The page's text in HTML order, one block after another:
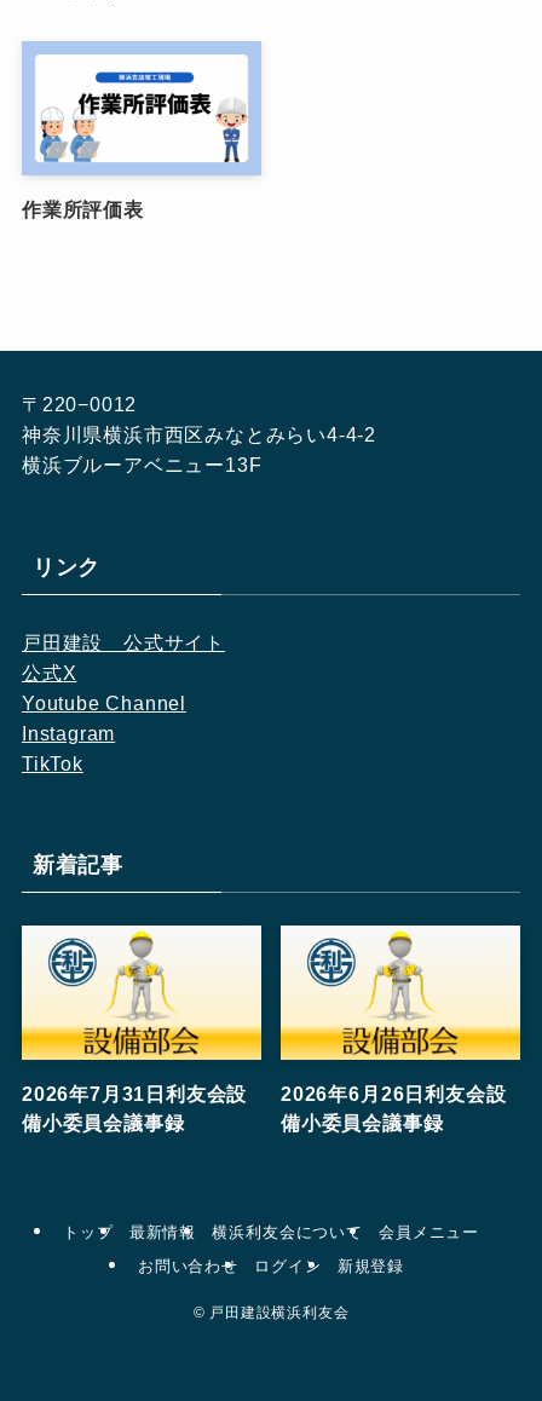
作業所評価表
〒220−0012
神奈川県横浜市西区みなとみらい4-4-2
横浜ブルーアベニュー13F
リンク
戸田建設　公式サイト
公式X
Youtube Channel
Instagram
TikTok
新着記事
2026年7月31日利友会設
備小委員会議事録
2026年6月26日利友会設
備小委員会議事録
トップ 最新情報 横浜利友会について
会員メニュー
お問い合わせ
ログイン 新規登録
© 戸田建設横浜利友会